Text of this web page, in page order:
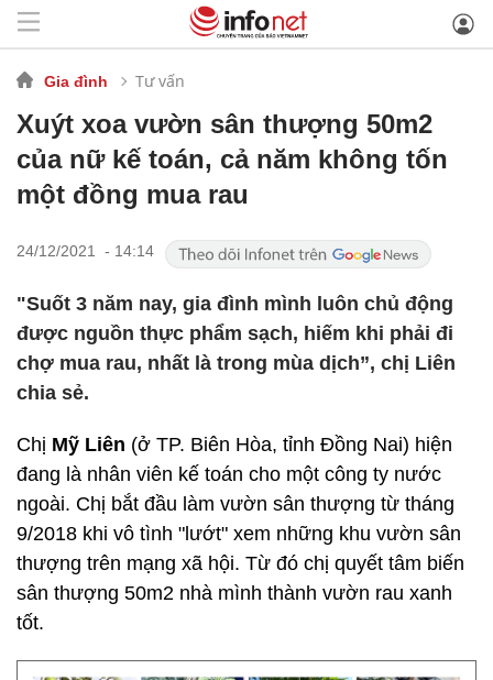
Gia đình Tư vấn
Xuýt xoa vườn sân thượng 50m2
của nữ kế toán, cả năm không tốn
một đồng mua rau
24/12/2021 - 14:14
"Suốt 3 năm nay, gia đình mình luôn chủ động
được nguồn thực phẩm sạch, hiếm khi phải đi
chợ mua rau, nhất là trong mùa dịch”, chị Liên
chia sẻ.
Chị Mỹ Liên (ở TP. Biên Hòa, tỉnh Đồng Nai) hiện
đang là nhân viên kế toán cho một công ty nước
ngoài. Chị bắt đầu làm vườn sân thượng từ tháng
9/2018 khi vô tình "lướt" xem những khu vườn sân
thượng trên mạng xã hội. Từ đó chị quyết tâm biến
sân thượng 50m2 nhà mình thành vườn rau xanh
tốt.